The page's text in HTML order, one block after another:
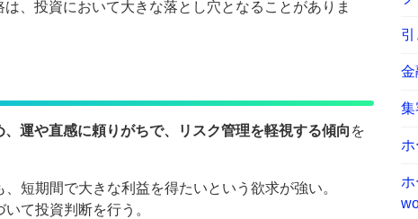
、投資において大きな落とし穴となることがありま
運や直感に頼りがちで、リスク管理を軽視する傾向 を
短期間で大きな利益を得たいという欲求が強い。
て投資判断を行う。
金
集